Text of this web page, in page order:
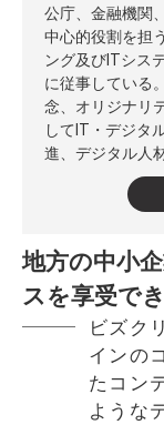
公庁、金融機関
中心的役割を担
ング及びITシス
に従事している
念、オリジナリ
してIT・デジタ
進、デジタル人
地方の中小
スを享受で
ビズク
インの
たコン
ような